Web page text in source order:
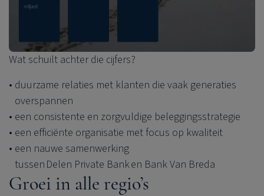
Wat schuilt achter die cijfers?
duurzame relaties met klanten die vaak generaties
overspannen
een consistente en zorgvuldige beleggingsstrategie
een efficiënte organisatie met focus op kwaliteit
een nauwe samenwerking
tussen Delen Private Banken Bank Van Breda
Groei in alle regio’s